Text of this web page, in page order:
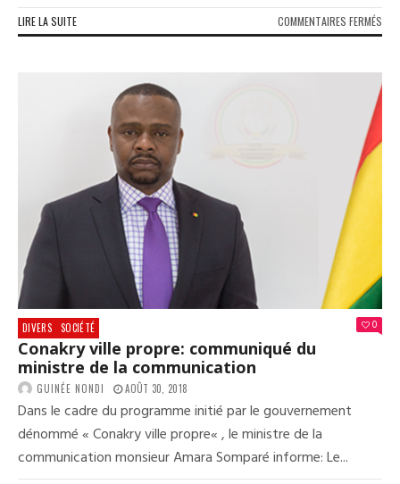
LIRE LA SUITE COMMENTAIRES FERMÉS
DE
DIVERS SOCIÉTÉ 0
Conakry ville propre: communiqué du
ministre de la communication
GUINÉE NONDI AOÛT 30, 2018
Dans le cadre du programme initié par le gouvernement
dénommé « Conakry ville propre« , le ministre de la
communication monsieur Amara Somparé informe: Le...